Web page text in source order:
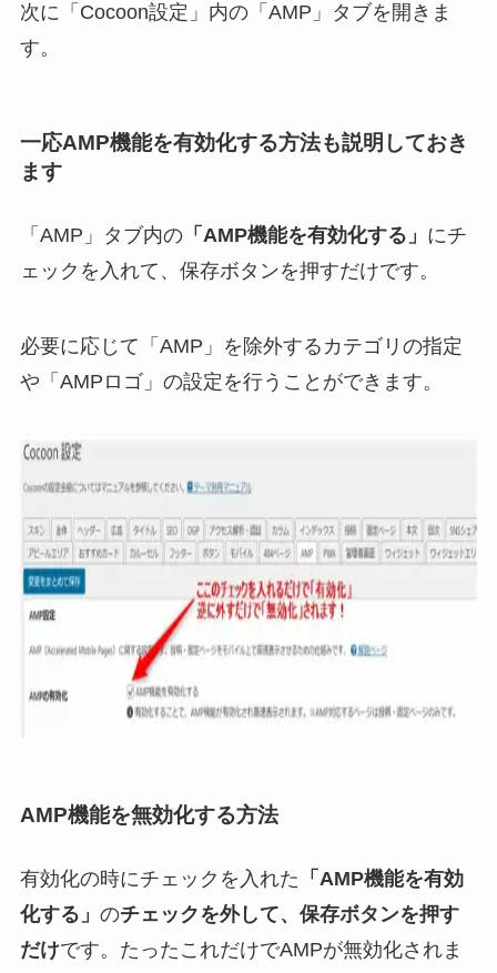
次に「Cocoon設定」内の「AMP」タブを開きま
す。
一応AMP機能を有効化する方法も説明しておき
ます
「AMP」タブ内の「AMP機能を有効化する」 にチ
ェックを入れて、保存ボタンを押すだけです。
必要に応じて「AMP」を除外するカテゴリの指定
や「AMPロゴ」の設定を行うことができます。
AMP機能を無効化する方法
有効化の時にチェックを入れた 「AMP機能を有効
化する」 のチェックを外して、保存ボタンを押す
だけです。たったこれだけでAMPが無効化されま